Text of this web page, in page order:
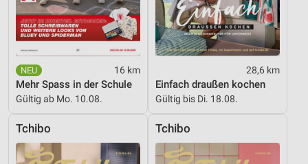
16 km
Mehr Spass in der Schule
Gültig ab Mo. 10.08.
28,6 km
Einfach draußen kochen
Gültig bis Di. 18.08.
Tchibo Tchibo